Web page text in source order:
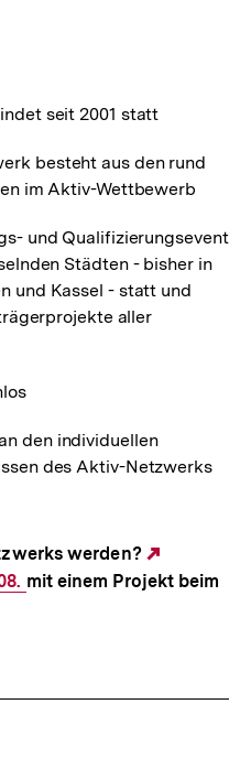
seit 2001 statt
besteht aus den rund
im Aktiv-Wettbewerb
und Qualifizierungsevent
Städten - bisher in
und Kassel - statt und
aller
den individuellen
des Aktiv-Netzwerks
werden?
Link:
mit einem Projekt beim